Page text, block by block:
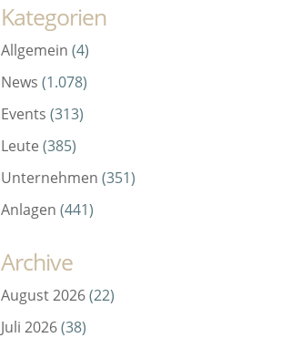
Kategorien
Allgemein (4)
News (1.078)
Events (313)
Leute (385)
Unternehmen (351)
Anlagen (441)
Archive
August 2026(22)
Juli 2026(38)